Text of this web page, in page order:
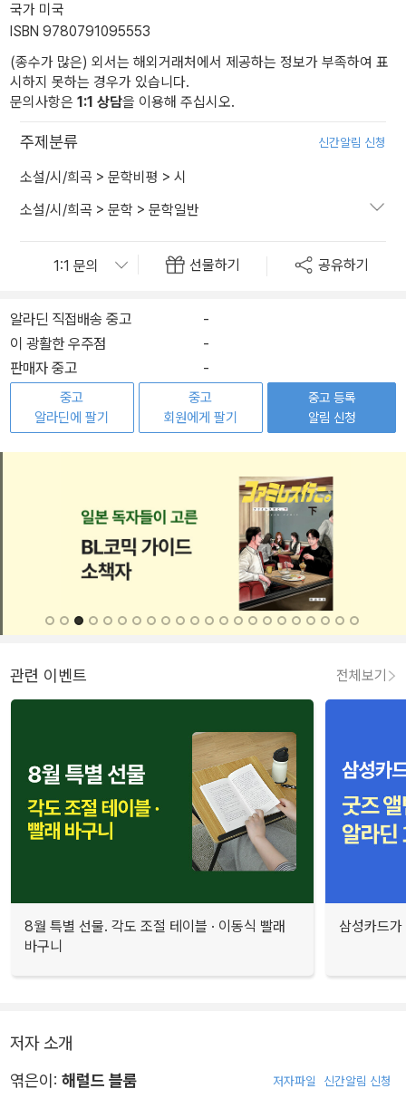
국가 미국
ISBN 9780791095553
(종수가 많은) 외서는 해외거래처에서 제공하는 정보가 부족하여 표
시하지 못하는 경우가 있습니다.
문의사항은 1:1 상담을 이용해 주십시오.
주제분류 신간알림 신청
소설/시/희곡 > 문학비평 > 시
소설/시/희곡 > 문학 > 문학일반
선물하기 공유하기
알라딘 직접배송 중고
-
이 광활한 우주점
-
판매자 중고
-
중고
알라딘에 팔기
중고
회원에게 팔기
중고 등록
알림 신청
관련 이벤트 전체보기
8월 특별 선물. 각도 조절 테이블 · 이동식 빨래
바구니
삼성카드
저자 소개
엮은이: 해럴드 블룸 저자파일 신간알림 신청